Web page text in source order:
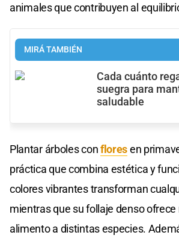
animales que contribuyen al
MIRÁ TAMBIÉN
Cada cuánto
suegra para
saludable
Plantar árboles confloresen
práctica que combina estética y
colores vibrantes transforman
mientras que su follaje denso ofrece
alimento a distintas especies.